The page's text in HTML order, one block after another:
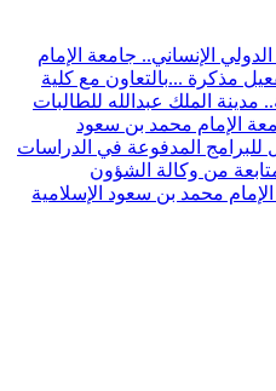
الإنساني.. جامعة الإمام
مذكرة ...بالتعاون مع كلية
الملك عبدالله للطالبات
الإمام محمد بن سعود
للبرامج المدفوعة في الدراسات
من وكالة الشؤون
محمد بن سعود الإسلامية